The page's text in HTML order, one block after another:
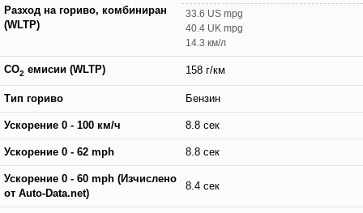
Разход на гориво, комбиниран
(WLTP)
33.6 US mpg
40.4 UK mpg
14.3 км/л
CO2 емисии (WLTP) 158 г/км
Тип гориво Бензин
Ускорение 0 - 100 км/ч 8.8 сек
Ускорение 0 - 62 mph 8.8 сек
Ускорение 0 - 60 mph (Изчислено
от Auto-Data.net)
8.4 сек